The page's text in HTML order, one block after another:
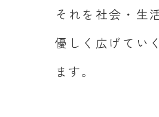
それを社会・生
優しく広げてい
ます。